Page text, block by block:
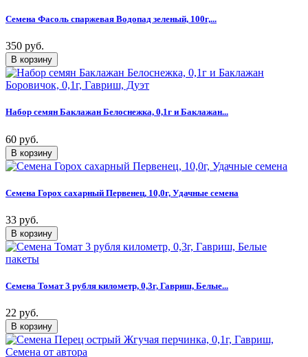
Семена Фасоль спаржевая Водопад зеленый, 100г,...
350 руб.
Набор семян Баклажан Белоснежка, 0,1г и Баклажан...
60 руб.
Семена Горох сахарный Первенец, 10,0г, Удачные семена
33 руб.
Семена Томат 3 рубля километр, 0,3г, Гавриш, Белые...
22 руб.